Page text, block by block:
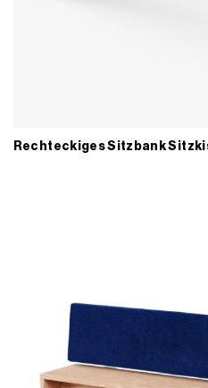
Rechteckiges Sitzbank